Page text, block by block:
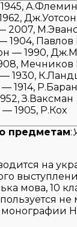
1904, Павлов
— 1990,
Мечников
1930,
1914,
З.Ваксман
1905, Р.Кох
предметам:
на
мова, 10
не